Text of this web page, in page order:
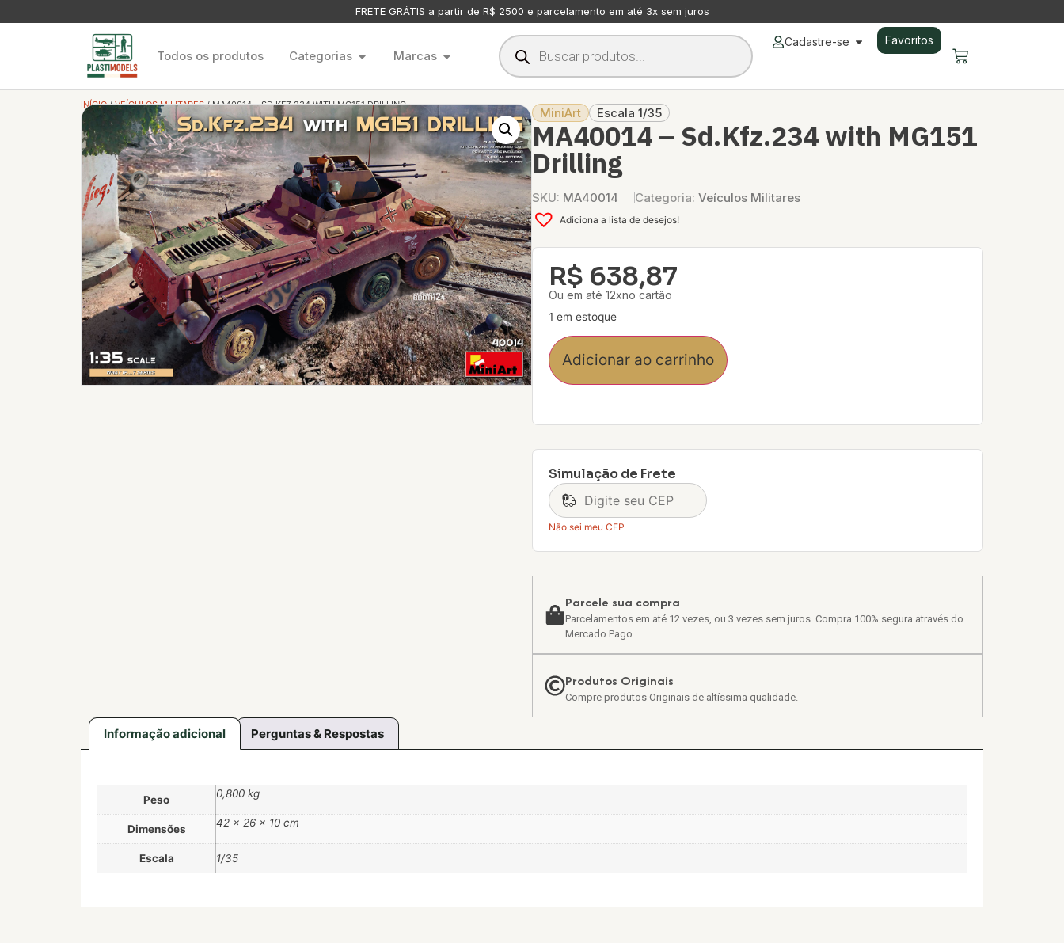
FRETE GRÁTIS a partir de R$ 2500 e parcelamento em até 3x sem juros
Todos os produtos Categorias Marcas
Cadastre-se Favoritos
INÍCIO/VEÍCULOS MILITARES/ MA40014 – SD.KFZ.234 WITH MG151 DRILLING
MiniArt Escala 1/35
MA40014 – Sd.Kfz.234 with MG151
Drilling
SKU: MA40014 Categoria: Veículos Militares
Adiciona a lista de desejos!
R$ 638,87
Ou em até 12xno cartão
1 em estoque
Adicionar ao carrinho
Simulação de Frete
Não sei meu CEP
Parcele sua compra
Parcelamentos em até 12 vezes, ou 3 vezes sem juros. Compra 100% segura através do
Mercado Pago
Produtos Originais
Compre produtos Originais de altíssima qualidade.
Informação adicional Perguntas & Respostas
Peso 0,800 kg
Dimensões 42 × 26 × 10 cm
Escala 1/35